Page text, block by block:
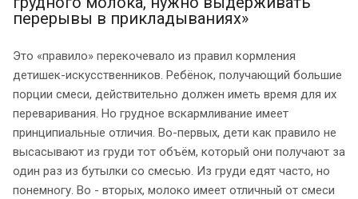
перерывы в прикладываниях»
Это «правило» перекочевало из правил кормления
детишек-искусственников. Ребёнок, получающий большие
порции смеси, действительно должен иметь время для их
переваривания. Но грудное вскармливание имеет
принципиальные отличия. Во-первых, дети как правило не
высасывают из груди тот объём, который они получают за
один раз из бутылки со смесью. Из груди едят часто, но
понемногу. Во - вторых, молоко имеет отличный от смеси